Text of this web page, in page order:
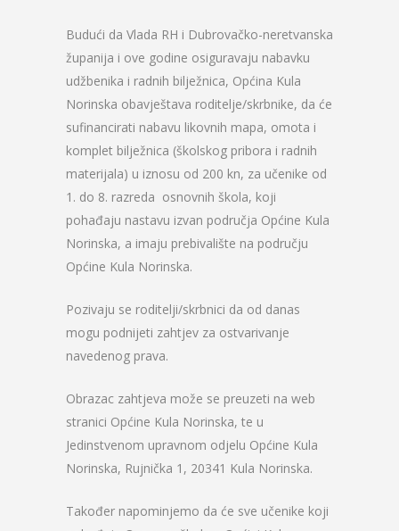
Budući da Vlada RH i Dubrovačko-neretvanska
županija i ove godine osiguravaju nabavku
udžbenika i radnih bilježnica, Općina Kula
Norinska obavještava roditelje/skrbnike, da će
sufinancirati nabavu likovnih mapa, omota i
komplet bilježnica (školskog pribora i radnih
materijala) u iznosu od 200 kn, za učenike od
1. do 8. razreda osnovnih škola, koji
pohađaju nastavu izvan područja Općine Kula
Norinska, a imaju prebivalište na području
Općine Kula Norinska.
Pozivaju se roditelji/skrbnici da od danas
mogu podnijeti zahtjev za ostvarivanje
navedenog prava.
Obrazac zahtjeva može se preuzeti na web
stranici Općine Kula Norinska, te u
Jedinstvenom upravnom odjelu Općine Kula
Norinska, Rujnička 1, 20341 Kula Norinska.
Također napominjemo da će sve učenike koji